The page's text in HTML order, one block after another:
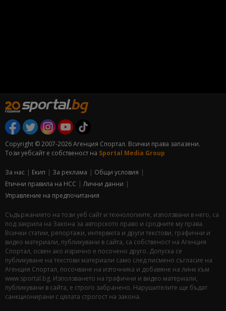
Copyright © 2007-2026 Агенция Спортал. Всички права запазени.
Този уебсайт е собственост на Sportal Media Group
За нас Екип За рекламa
Общи условия
Етични правила на НСС
Лични данни
Управление на предпочитания
Съдържанието на този уеб сайт и технологиите, използвани в него, са
под закрила на Закона за авторското право и сродните му права.
Всички статии, репортажи, интервюта и други текстови, графични и
видео материали, публикувани в сайта, са собственост на Агенция
Спортал, освен ако изрично е посочено друго. Допуска се
публикуване на текстови материали само след писмено съгласие на
Агенция Спортал, посочване на източника и добавяне на линк към
www.sportal.bg. Използването на графични и видео материали,
публикувани в сайта, е строго забранено. Нарушителите ще бъдат
санкционирани с цялата строгост на закона.